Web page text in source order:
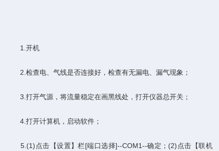
1.开机
2.检查电、气线是否连接好，检查有无漏电、漏气现象；
3.打开气源，将流量稳定在画黑线处，打开仪器总开关；
4.打开计算机，启动软件；
5.(1)点击【设置】栏[端口选择]--COM1--确定；(2)点击【联机